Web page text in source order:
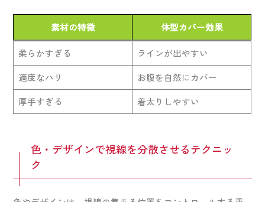
素材の特徴 体型カバー効果
柔らかすぎる
ラインが出やすい
適度なハリ
お腹を自然にカバー
厚手すぎる
着太りしやすい
色・デザインで視線を分散させるテクニッ
ク